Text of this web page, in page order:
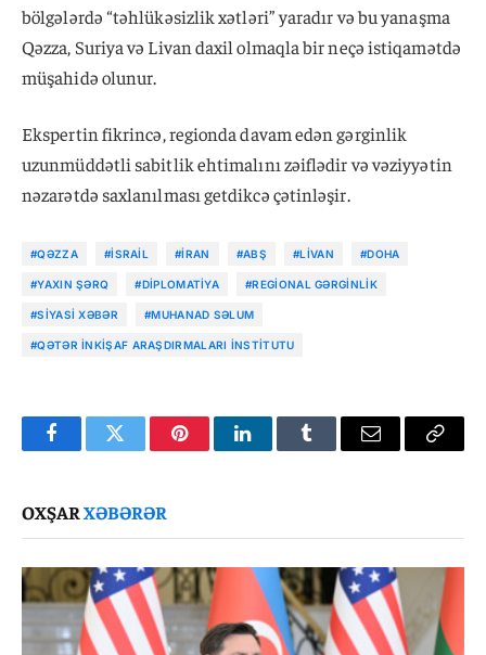
bölgələrdə “təhlükəsizlik xətləri” yaradır və bu yanaşma
Qəzza, Suriya və Livan daxil olmaqla bir neçə istiqamətdə
müşahidə olunur.
Ekspertin fikrincə, regionda davam edən gərginlik
uzunmüddətli sabitlik ehtimalını zəiflədir və vəziyyətin
nəzarətdə saxlanılması getdikcə çətinləşir.
#QƏZZA #İSRAIL #İRAN #ABŞ #LIVAN #DOHA
#YAXIN ŞƏRQ #DIPLOMATIYA #REGIONAL GƏRGINLIK
#SIYASI XƏBƏR #MUHANAD SƏLUM
#QƏTƏR İNKIŞAF ARAŞDIRMALARI İNSTITUTU
FacebookTwitter PinterestLinkedInTumblr Email
Copy
OXŞARXƏBƏRƏR